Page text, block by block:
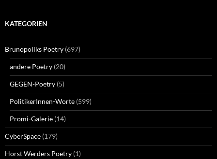
KATEGORIEN
Brunopoliks Poetry (697)
andere Poetry (20)
GEGEN-Poetry (5)
PolitikerInnen-Worte (599)
Promi-Galerie (14)
CyberSpace (179)
Horst Werders Poetry (1)